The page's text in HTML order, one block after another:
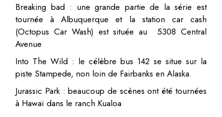
Breaking bad : une grande partie de la série est
tournée à Albuquerque et la station car cash
(Octopus Car Wash) est située au 5308 Central
Avenue
Into The Wild : le célèbre bus 142 se situe sur la
piste Stampede, non loin de Fairbanks en Alaska.
Jurassic Park : beaucoup de scènes ont été tournées
à Hawaï dans le ranch Kualoa